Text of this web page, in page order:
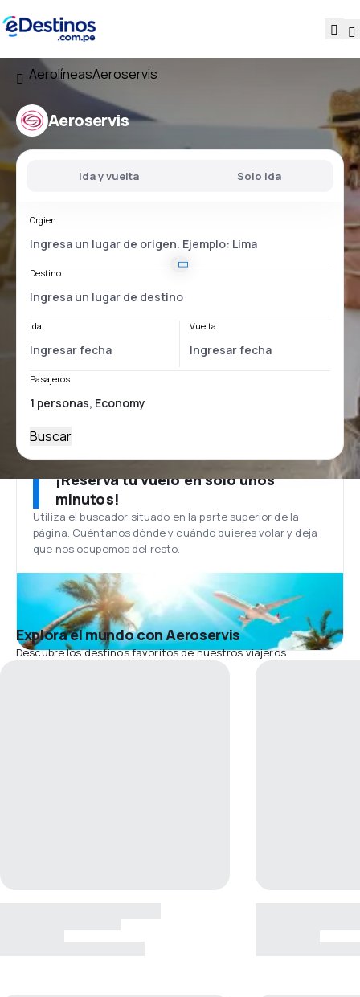
AerolíneasAeroservis
Aeroservis
Ida y vuelta Solo ida
Orgien
Destino
Ida Vuelta
Pasajeros
Buscar
¡Reserva tu vuelo en solo unos
minutos!
Utiliza el buscador situado en la parte superior de la
página. Cuéntanos dónde y cuándo quieres volar y deja
que nos ocupemos del resto.
Explora el mundo con Aeroservis
Descubre los destinos favoritos de nuestros viajeros